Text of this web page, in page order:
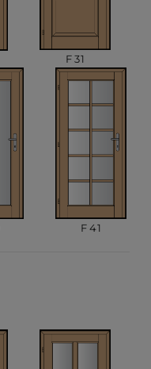
F 31
F 41